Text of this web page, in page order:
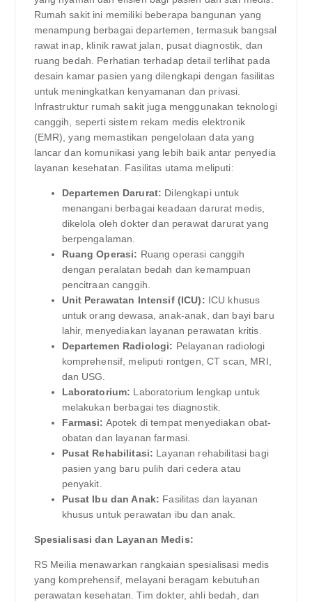
Rumah sakit ini memiliki beberapa bangunan yang
menampung berbagai departemen, termasuk bangsal
rawat inap, klinik rawat jalan, pusat diagnostik, dan
ruang bedah. Perhatian terhadap detail terlihat pada
desain kamar pasien yang dilengkapi dengan fasilitas
untuk meningkatkan kenyamanan dan privasi.
Infrastruktur rumah sakit juga menggunakan teknologi
canggih, seperti sistem rekam medis elektronik
(EMR), yang memastikan pengelolaan data yang
lancar dan komunikasi yang lebih baik antar penyedia
layanan kesehatan. Fasilitas utama meliputi:
Departemen Darurat: Dilengkapi untuk
menangani berbagai keadaan darurat medis,
dikelola oleh dokter dan perawat darurat yang
berpengalaman.
Ruang Operasi: Ruang operasi canggih
dengan peralatan bedah dan kemampuan
pencitraan canggih.
Unit Perawatan Intensif (ICU): ICU khusus
untuk orang dewasa, anak-anak, dan bayi baru
lahir, menyediakan layanan perawatan kritis.
Departemen Radiologi: Pelayanan radiologi
komprehensif, meliputi rontgen, CT scan, MRI,
dan USG.
Laboratorium: Laboratorium lengkap untuk
melakukan berbagai tes diagnostik.
Farmasi: Apotek di tempat menyediakan obat-
obatan dan layanan farmasi.
Pusat Rehabilitasi: Layanan rehabilitasi bagi
pasien yang baru pulih dari cedera atau
penyakit.
Pusat Ibu dan Anak: Fasilitas dan layanan
khusus untuk perawatan ibu dan anak.
Spesialisasi dan Layanan Medis:
RS Meilia menawarkan rangkaian spesialisasi medis
yang komprehensif, melayani beragam kebutuhan
perawatan kesehatan. Tim dokter, ahli bedah, dan